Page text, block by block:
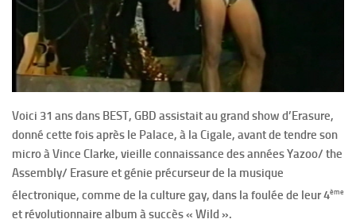
Voici 31 ans dans BEST, GBD assistait au grand show d’Erasure,
donné cette fois après le Palace, à la Cigale, avant de tendre son
micro à Vince Clarke, vieille connaissance des années Yazoo/ the
Assembly/ Erasure et génie précurseur de la musique
électronique, comme de la culture gay, dans la foulée de leur 4ème
et révolutionnaire album à succès « Wild ».